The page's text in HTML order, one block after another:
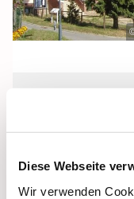
Diese Webseite
Wir verwenden
Mittwoch,
St.
1, 18528